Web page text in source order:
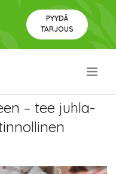
PYYDÄ
TARJOUS
– tee juhla-